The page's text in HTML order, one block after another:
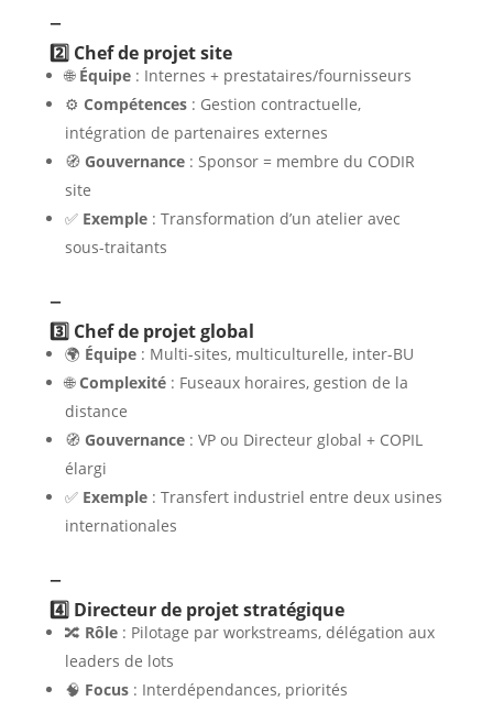
–
2️⃣ Chef de projet site
🌐 Équipe: Internes + prestataires/fournisseurs
⚙️ Compétences: Gestion contractuelle,
intégration de partenaires externes
🧭 Gouvernance: Sponsor = membre du CODIR
site
✅ Exemple: Transformation d’un atelier avec
sous-traitants
–
3️⃣ Chef de projet global
🌍 Équipe: Multi-sites, multiculturelle, inter-BU
🌐Complexité: Fuseaux horaires, gestion de la
distance
🧭 Gouvernance: VP ou Directeur global + COPIL
élargi
✅ Exemple: Transfert industriel entre deux usines
internationales
–
4️⃣ Directeur de projet stratégique
🔀 Rôle: Pilotage par workstreams, délégation aux
leaders de lots
🧠 Focus: Interdépendances, priorités